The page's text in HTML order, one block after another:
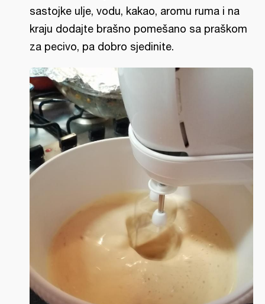
sastojke ulje, vodu, kakao, aromu ruma i na
kraju dodajte brašno pomešano sa praškom
za pecivo, pa dobro sjedinite.